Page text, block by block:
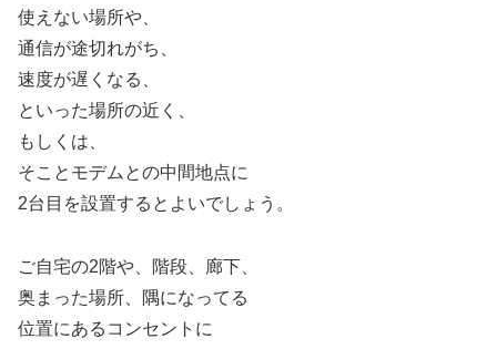
使えない場所や、
通信が途切れがち、
速度が遅くなる、
といった場所の近く、
もしくは、
そことモデムとの中間地点に
2台目を設置するとよいでしょう。
ご自宅の2階や、階段、廊下、
奥まった場所、隅になってる
位置にあるコンセントに